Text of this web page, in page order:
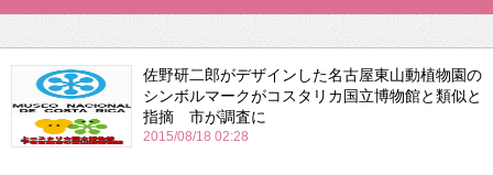
佐野研二郎がデザインした名古屋東山動植物園の
シンボルマークがコスタリカ国立博物館と類似と
指摘 市が調査に
2015/08/18 02:28